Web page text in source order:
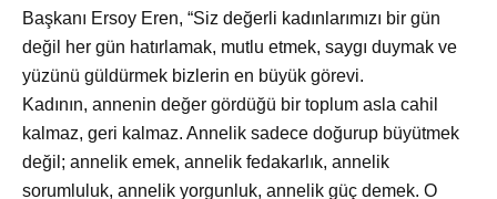
Başkanı Ersoy Eren, “Siz değerli kadınlarımızı bir gün
değil her gün hatırlamak, mutlu etmek, saygı duymak ve
yüzünü güldürmek bizlerin en büyük görevi.
Kadının, annenin değer gördüğü bir toplum asla cahil
kalmaz, geri kalmaz. Annelik sadece doğurup büyütmek
değil; annelik emek, annelik fedakarlık, annelik
sorumluluk, annelik yorgunluk, annelik güç demek. O